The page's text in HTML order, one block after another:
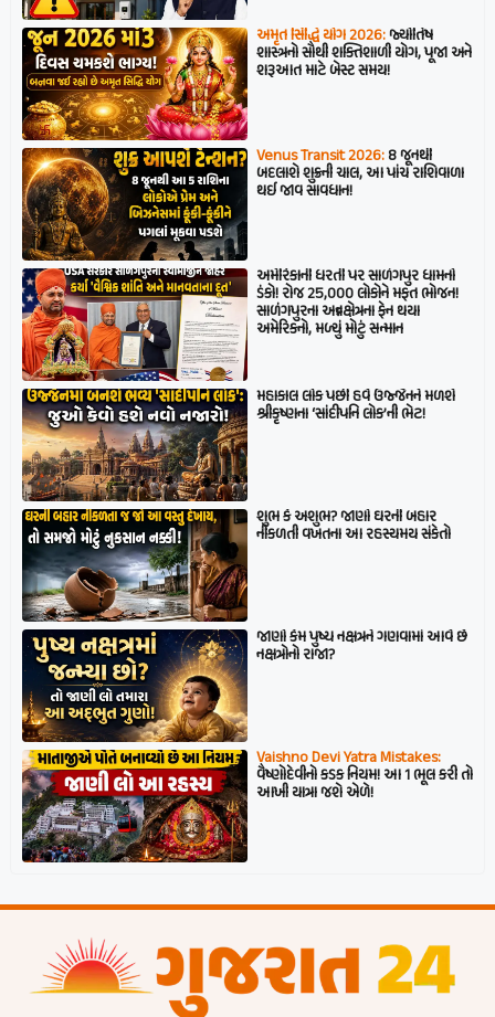
અમૃત સિદ્ધિ યોગ 2026:જ્યોતિષ
શાસ્ત્રનો સૌથી શક્તિશાળી યોગ, પૂજા અને
શરૂઆત માટે બેસ્ટ સમય!
Venus Transit 2026:8 જૂનથી
બદલાશે શુક્રની ચાલ, આ પાંચ રાશિવાળા
થઈ જાવ સાવધાન!
અમેરિકાની ધરતી પર સાળંગપુર ધામનો
ડંકો! રોજ 25,000 લોકોને મફત ભોજન!
સાળંગપુરના અન્નક્ષેત્રના ફેન થયા
અમેરિકનો, મળ્યું મોટું સન્માન
મહાકાલ લોક પછી હવે ઉજ્જૈનને મળશે
શ્રીકૃષ્ણના ‘સાંદીપનિ લોક’ની ભેટ!
શુભ કે અશુભ? જાણો ઘરની બહાર
નીકળતી વખતના આ રહસ્યમય સંકેતો
જાણો કેમ પુષ્ય નક્ષત્રને ગણવામાં આવે છે
નક્ષત્રોનો રાજા?
Vaishno Devi Yatra Mistakes:
વૈષ્ણોદેવીનો કડક નિયમ! આ 1 ભૂલ કરી તો
આખી યાત્રા જશે એળે!